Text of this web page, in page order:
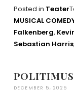
Posted in Teater
MUSICAL
Falkenberg,
Sebastian Harris,
DECEMBER 5, 2025